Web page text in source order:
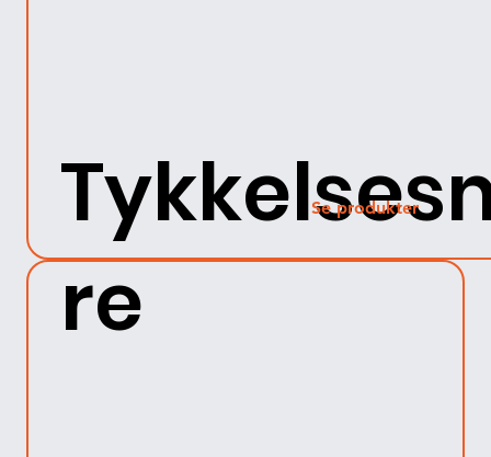
re
Se produkter